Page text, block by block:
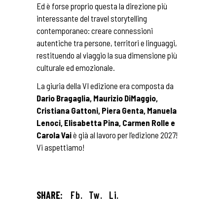
Ed è forse proprio questa la direzione più
interessante del travel storytelling
contemporaneo: creare connessioni
autentiche tra persone, territori e linguaggi,
restituendo al viaggio la sua dimensione più
culturale ed emozionale.
La giuria della VI edizione era composta da
Dario Bragaglia, Maurizio DiMaggio,
Cristiana Gattoni, Piera Genta, Manuela
Lenoci, Elisabetta Pina, Carmen Rolle e
Carola Vaiè già al lavoro per l’edizione 2027!
Vi aspettiamo!
SHARE: Fb. Tw. Li.